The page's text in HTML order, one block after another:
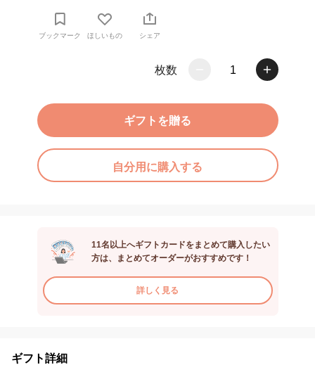
ブックマーク ほしいもの シェア
枚数 1
ギフトを贈る
自分用に購入する
11名以上へギフトカードをまとめて購入したい
方は、まとめてオーダーがおすすめです！
詳しく見る
ギフト詳細